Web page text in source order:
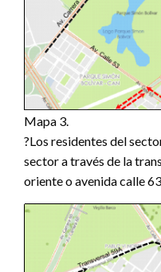
Mapa 3.
?Los residentes del
sector a través de la
oriente o avenida calle